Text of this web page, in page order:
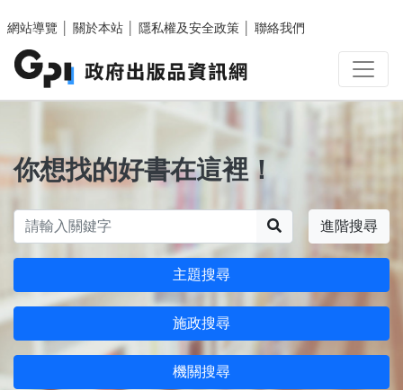
網站導覽
關於本站 隱私權及安全政策 聯絡我們
你想找的好書在這裡！
進階搜尋
主題搜尋
施政搜尋
機關搜尋